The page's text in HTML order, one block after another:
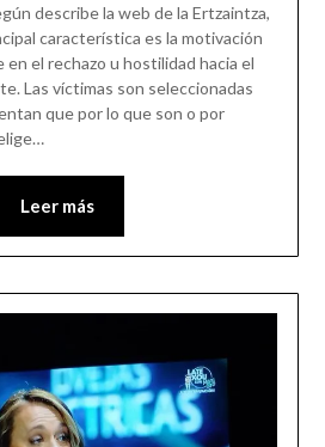
describe la web de la Ertzaintza,
característica es la motivación
el rechazo u hostilidad hacia el
Las víctimas son seleccionadas
que por lo que son o por
Leer más